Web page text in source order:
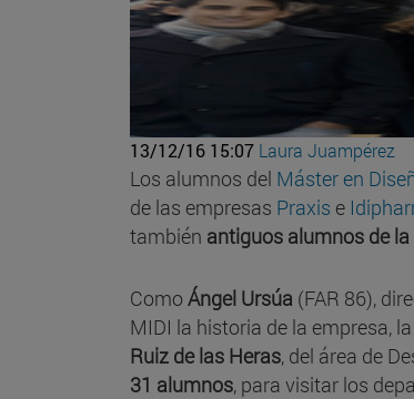
13/12/16 15:07 Laura Juampérez
Los alumnos del Máster en
de las empresas Praxis e
también antiguos alumnos de la
Como Ángel Ursúa (FAR 86),
MIDI la historia de la empresa,
Ruiz de las Heras, del área de
31 alumnos, para visitar los